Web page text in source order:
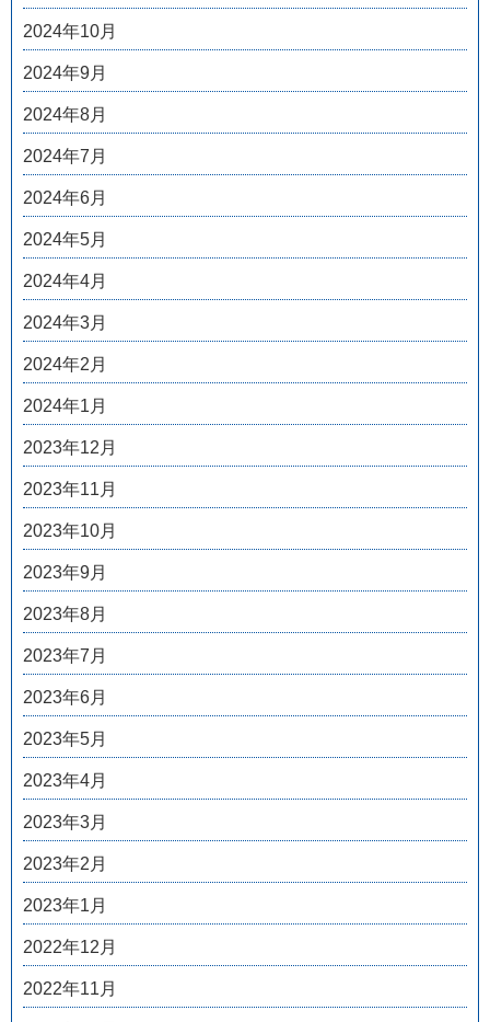
2024年10月
2024年9月
2024年8月
2024年7月
2024年6月
2024年5月
2024年4月
2024年3月
2024年2月
2024年1月
2023年12月
2023年11月
2023年10月
2023年9月
2023年8月
2023年7月
2023年6月
2023年5月
2023年4月
2023年3月
2023年2月
2023年1月
2022年12月
2022年11月